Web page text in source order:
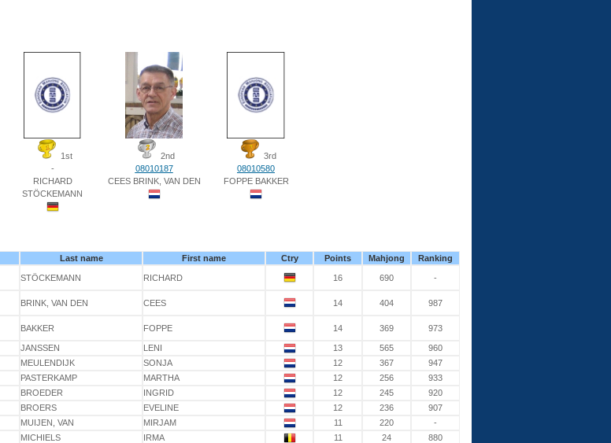
1st
-
RICHARD
STÖCKEMANN
2nd
08010187
CEES BRINK, VAN DEN
3rd
08010580
FOPPE BAKKER
Last name First name Ctry Points Mahjong Ranking
STÖCKEMANN RICHARD 16 690 -
BRINK, VAN DEN CEES 14 404 987
BAKKER FOPPE 14 369 973
JANSSEN LENI 13 565
960
MEULENDIJK SONJA 12 367
947
PASTERKAMP MARTHA 12 256
933
BROEDER INGRID 12 245
920
BROERS EVELINE 12 236
907
MUIJEN, VAN MIRJAM 11 220
-
MICHIELS IRMA 11 24
880